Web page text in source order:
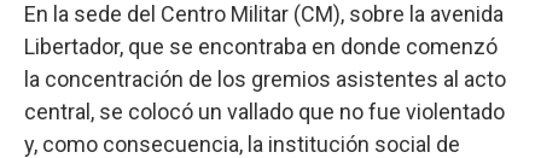
En la sede del Centro Militar (CM), sobre la avenida
Libertador, que se encontraba en donde comenzó
la concentración de los gremios asistentes al acto
central, se colocó un vallado que no fue violentado
y, como consecuencia, la institución social de